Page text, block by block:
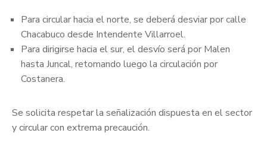
Para circular hacia el norte, se deberá desviar por calle
Chacabuco desde Intendente Villarroel.
Para dirigirse hacia el sur, el desvío será por Malen
hasta Juncal, retomando luego la circulación por
Costanera.
Se solicita respetar la señalización dispuesta en el sector
y circular con extrema precaución.